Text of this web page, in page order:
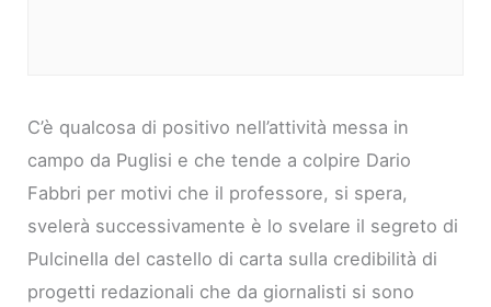
C’è qualcosa di positivo nell’attività messa in
campo da Puglisi e che tende a colpire Dario
Fabbri per motivi che il professore, si spera,
svelerà successivamente è lo svelare il segreto di
Pulcinella del castello di carta sulla credibilità di
progetti redazionali che da giornalisti si sono